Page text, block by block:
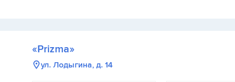
«Prizma»
ул. Лодыгина, д. 14